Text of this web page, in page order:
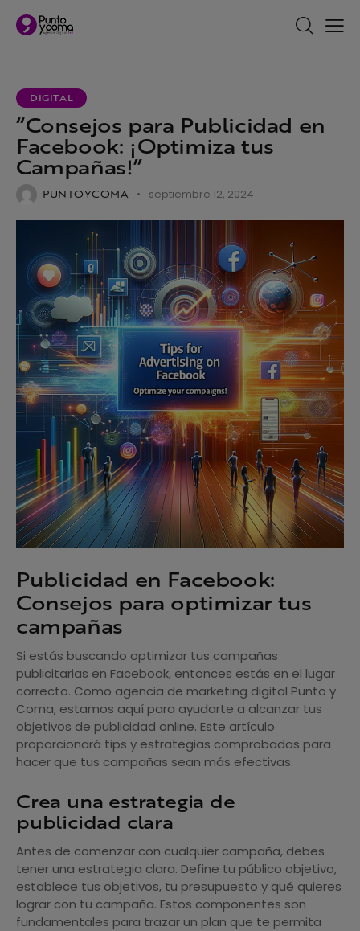
DIGITAL
“Consejos para Publicidad en
Facebook: ¡Optimiza tus
Campañas!”
PUNTOYCOMA septiembre 12, 2024
Publicidad en Facebook:
Consejos para optimizar tus
campañas
Si estás buscando optimizar tus campañas
publicitarias en Facebook, entonces estás en el lugar
correcto. Como agencia de marketing digital Punto y
Coma, estamos aquí para ayudarte a alcanzar tus
objetivos de publicidad online. Este artículo
proporcionará tips y estrategias comprobadas para
hacer que tus campañas sean más efectivas.
Crea una estrategia de
publicidad clara
Antes de comenzar con cualquier campaña, debes
tener una estrategia clara. Define tu público objetivo,
establece tus objetivos, tu presupuesto y qué quieres
lograr con tu campaña. Estos componentes son
fundamentales para trazar un plan que te permita